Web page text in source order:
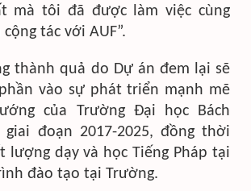
mà tôi đã được làm việc cùng
tác với AUF”.
thành quả do Dự án đem lại sẽ
vào sự phát triển mạnh mẽ
của Trường Đại học Bách
giai đoạn 2017-2025, đồng thời
lượng dạy và học Tiếng Pháp tại
đào tạo tại Trường.